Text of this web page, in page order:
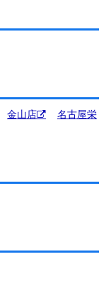
金山店
名古屋栄